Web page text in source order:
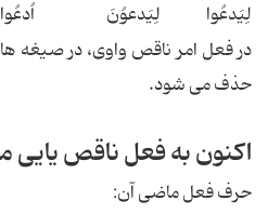
لِیَدعُوا لِیَدعوُنَ
حذف می شود.
اکنون به فعل ناقص یایی
حرف فعل ماضی آن: